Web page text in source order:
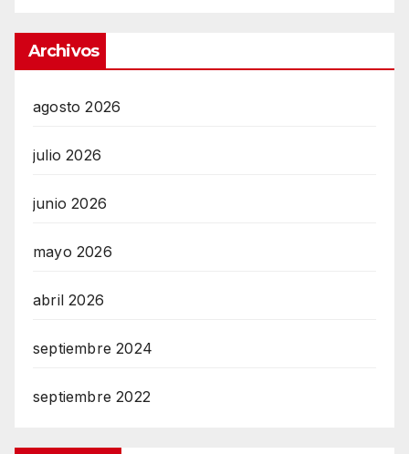
Archivos
agosto 2026
julio 2026
junio 2026
mayo 2026
abril 2026
septiembre 2024
septiembre 2022